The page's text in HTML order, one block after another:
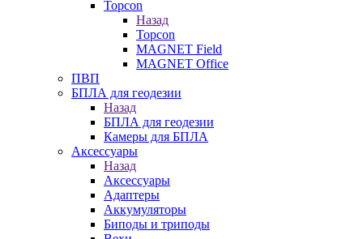
Topcon
Назад
Topcon
MAGNET Field
MAGNET Office
ПВП
БПЛА для геодезии
Назад
БПЛА для геодезии
Камеры для БПЛА
Аксессуары
Назад
Аксессуары
Адаптеры
Аккумуляторы
Биподы и триподы